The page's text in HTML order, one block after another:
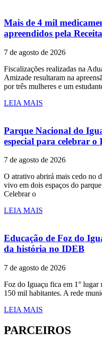
Mais de 4 mil
apreendidos pela
7 de agosto de 2026
Fiscalizações realizadas na
Amizade resultaram na
por três mulheres e um
LEIA MAIS
Parque Nacional do
especial para celebrar o
7 de agosto de 2026
O atrativo abrirá mais cedo no
vivo em dois espaços do
Celebrar o
LEIA MAIS
Educação de Foz do
da história no IDEB
7 de agosto de 2026
Foz do Iguaçu fica em 1° lugar
150 mil habitantes. A rede
LEIA MAIS
PARCEIROS